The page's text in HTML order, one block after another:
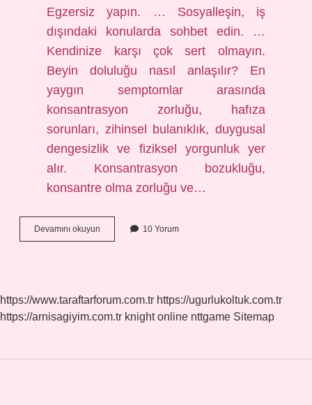
Egzersiz yapın. … Sosyalleşin, iş
dışındaki konularda sohbet edin. …
Kendinize karşı çok sert olmayın.
Beyin doluluğu nasıl anlaşılır? En
yaygın semptomlar arasında
konsantrasyon zorluğu, hafıza
sorunları, zihinsel bulanıklık, duygusal
dengesizlik ve fiziksel yorgunluk yer
alır. Konsantrasyon bozukluğu,
konsantre olma zorluğu ve…
Devamını okuyun
Yorgunluğu
10 Yorum
https://www.taraftarforum.com.tr https://ugurlukoltuk.com.tr
https://arnisagiyim.com.tr knight online nttgame Sitemap